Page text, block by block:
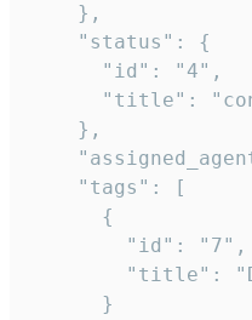
    },
    "status": {
      "id": "4",
"title":
    },
    "tags": [
      {
        "id": "7",
"title":
      }